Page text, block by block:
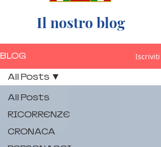
Il nostro blog
BLOG Iscriviti
All Posts
RICORRENZE
CRONACA
All Posts